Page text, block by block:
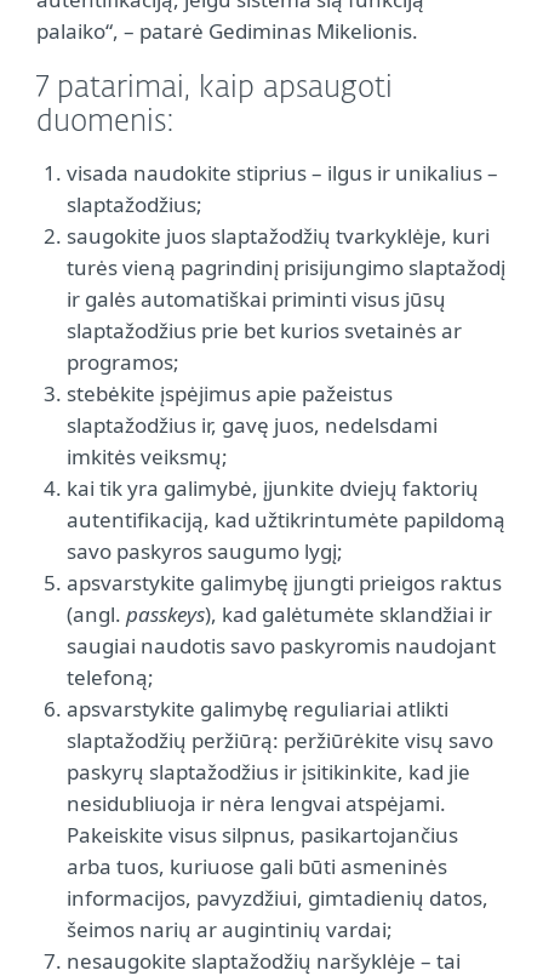
palaiko“, – patarė Gediminas Mikelionis.
7 patarimai, kaip apsaugoti
duomenis:
visada naudokite stiprius – ilgus ir unikalius –
slaptažodžius;
saugokite juos slaptažodžių tvarkyklėje, kuri
turės vieną pagrindinį prisijungimo slaptažodį
ir galės automatiškai priminti visus jūsų
slaptažodžius prie bet kurios svetainės ar
programos;
stebėkite įspėjimus apie pažeistus
slaptažodžius ir, gavę juos, nedelsdami
imkitės veiksmų;
kai tik yra galimybė, įjunkite dviejų faktorių
autentifikaciją, kad užtikrintumėte papildomą
savo paskyros saugumo lygį;
apsvarstykite galimybę įjungti prieigos raktus
(angl. passkeys), kad galėtumėte sklandžiai ir
saugiai naudotis savo paskyromis naudojant
telefoną;
apsvarstykite galimybę reguliariai atlikti
slaptažodžių peržiūrą: peržiūrėkite visų savo
paskyrų slaptažodžius ir įsitikinkite, kad jie
nesidubliuoja ir nėra lengvai atspėjami.
Pakeiskite visus silpnus, pasikartojančius
arba tuos, kuriuose gali būti asmeninės
informacijos, pavyzdžiui, gimtadienių datos,
šeimos narių ar augintinių vardai;
nesaugokite slaptažodžių naršyklėje – tai